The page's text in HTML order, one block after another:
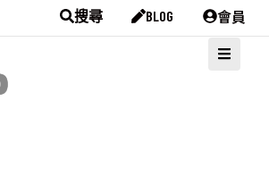
搜尋 BLOG 會員